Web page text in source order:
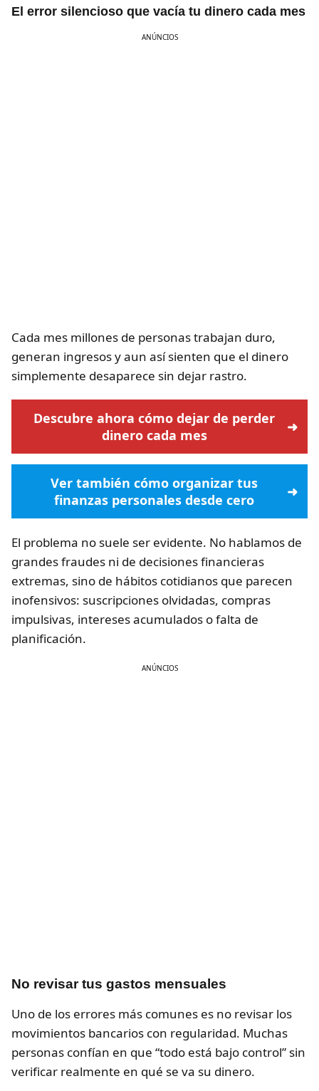
El error silencioso que vacía tu dinero cada mes
ANÚNCIOS
Cada mes millones de personas trabajan duro,
generan ingresos y aun así sienten que el dinero
simplemente desaparece sin dejar rastro.
Descubre ahora cómo dejar de perder
dinero cada mes
Ver también cómo organizar tus
finanzas personales desde cero
El problema no suele ser evidente. No hablamos de
grandes fraudes ni de decisiones financieras
extremas, sino de hábitos cotidianos que parecen
inofensivos: suscripciones olvidadas, compras
impulsivas, intereses acumulados o falta de
planificación.
ANÚNCIOS
No revisar tus gastos mensuales
Uno de los errores más comunes es no revisar los
movimientos bancarios con regularidad. Muchas
personas confían en que “todo está bajo control” sin
verificar realmente en qué se va su dinero.